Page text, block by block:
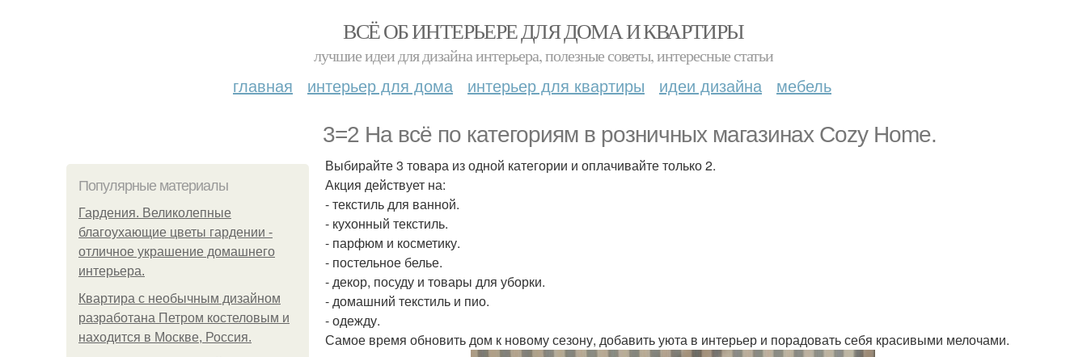
ВСЁ ОБ ИНТЕРЬЕРЕ ДЛЯ ДОМА И КВАРТИРЫ
лучшие идеи для дизайна интерьера, полезные советы, интересные статьи
главная интерьер для дома интерьер для квартиры идеи дизайна мебель
3=2 На всё по категориям в розничных магазинах Cozy Home.
Популярные материалы
Гардения. Великолепные
благоухающие цветы гардении -
отличное украшение домашнего
интерьера.
Квартира с необычным дизайном
разработана Петром костеловым и
находится в Москве, Россия.
Выбирайте 3 товара из одной категории и оплачивайте только 2.
Акция действует на:
- текстиль для ванной.
- кухонный текстиль.
- парфюм и косметику.
- постельное белье.
- декор, посуду и товары для уборки.
- домашний текстиль и пио.
- одежду.
Самое время обновить дом к новому сезону, добавить уюта в интерьер и порадовать себя красивыми мелочами.